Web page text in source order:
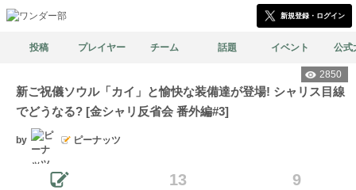
新規登録・ログイン
投稿 プレイヤー チーム 話題 イベント 公式
2850
新ご祝儀ソウル「カイ」と愉快な装備達が登場! シャリス目線
でどうなる? [金シャリ反省会 番外編#3]
by ピーナッツ
13 9